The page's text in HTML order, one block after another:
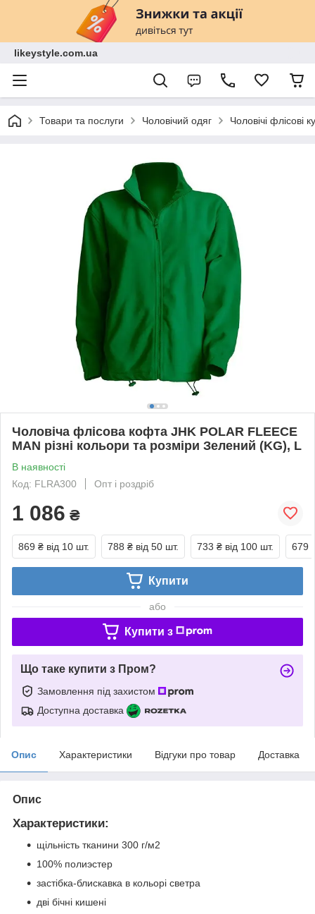
likeystyle.com.ua
Товари та послуги Чоловічий одяг Чоловічі флісові
Чоловіча флісова кофта JHK POLAR FLEECE
MAN різні кольори та розміри Зелений (KG), L
В наявності
Код: FLRA300
Опт і роздріб
1 086 ₴
869 ₴ від 10 шт. 788 ₴ від 50 шт. 733 ₴ від 100 шт. 679
Купити
або
Купити з
Що таке купити з Пром?
Замовлення під захистом
Доступна доставка
Опис Характеристики Відгуки про товар Доставка
Опис
Характеристики:
щільність тканини 300 г/м2
100% полиэстер
застібка-блискавка в кольорі светра
дві бічні кишені